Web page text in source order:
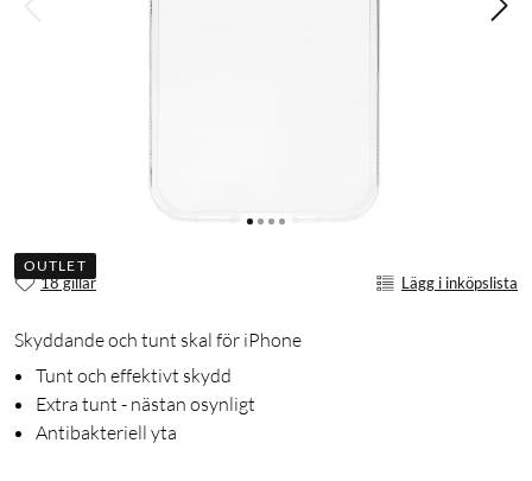
OUTLET
18 gillar Lägg i inköpslista
Skyddande och tunt skal för iPhone
Tunt och effektivt skydd
Extra tunt - nästan osynligt
Antibakteriell yta